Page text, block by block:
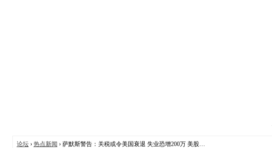
论坛› 热点新闻 › 萨默斯警告：关税或令美国衰退 失业恐增200万 美股…